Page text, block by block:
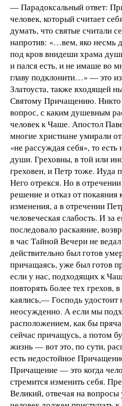
— Парадоксальный ответ:
человек, который считает
думать, что святые считали
напротив: «…вем, яко несмь
под кров внидеши храма
и пался есть, и не имаше во
главу подклонити…» — это
Златоуста, также входящей
Святому Причащению. Никто
вопрос, с каким душевным
человек к Чаше. Апостол
многие христиане умирали
«не рассуждая себя», то
души. Греховны, в той или
греховен, и Петр тоже. Иуда
Него отрекся. Но в
решение и отказ от
изменения, а в отречении
человеческая слабость. И за
последовало раскаяние,
в час Тайной Вечери не
действительно был готов
причащаясь, уже был готов
если у нас, подходящих к
повторять более тех грехов,
каялись,— Господь удостоит
неосужденно. А если мы
расположением, как бы
сейчас причащусь, а потом
жизнь — вот это, по сути,
есть недостойное
Причащение — это когда
стремится изменить себя.
Великий, отвечая на вопросы